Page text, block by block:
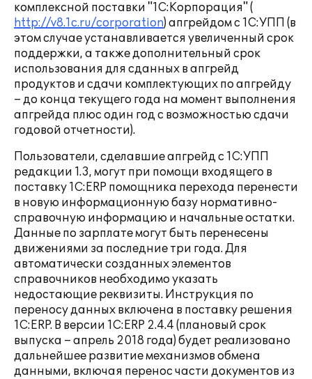
комплексной поставки "1С:Корпорация" (
http://v8.1c.ru/corporation) апгрейдом с 1С:УПП (в
этом случае устанавливается увеличенный срок
поддержки, а также дополнительный срок
использования для сданных в апгрейд
продуктов и сдачи комплектующих по апгрейду
– до конца текущего года на момент выполнения
апгрейда плюс один год с возможностью сдачи
годовой отчетности).
Пользователи, сделавшие апгрейд с 1С:УПП
редакции 1.3, могут при помощи входящего в
поставку 1С:ERP помощника перехода перенести
в новую информационную базу нормативно-
справочную информацию и начальные остатки.
Данные по зарплате могут быть перенесены
движениями за последние три года. Для
автоматически созданных элементов
справочников необходимо указать
недостающие реквизиты. Инструкция по
переносу данных включена в поставку решения
1С:ERP. В версии 1С:ERP 2.4.4 (плановый срок
выпуска – апрель 2018 года) будет реализовано
дальнейшее развитие механизмов обмена
данными, включая перенос части документов из